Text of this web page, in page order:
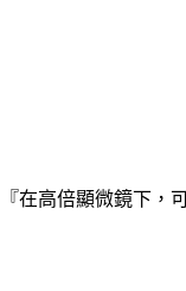
『在高倍顯微鏡下，